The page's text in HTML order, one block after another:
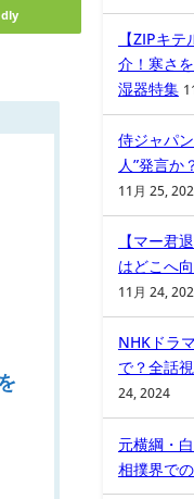
【ZIPキ
介！寒さ
湿器特集
侍ジャパ
人”発言か
11月 25,
【マー君
はどこへ
11月 24,
NHKドラ
で？全話
24, 2024
元横綱・
相撲界で